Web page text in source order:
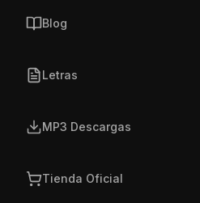
Blog
Letras
MP3 Descargas
Tienda Oficial